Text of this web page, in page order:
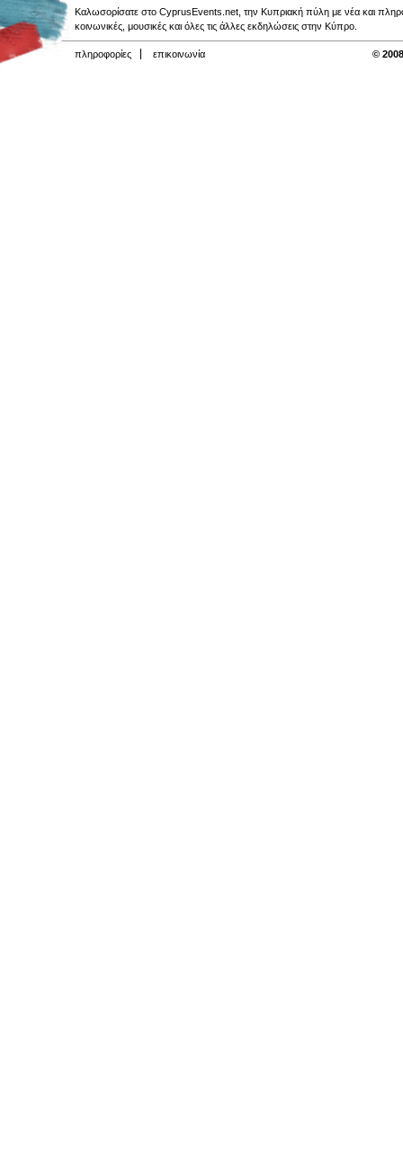
Καλωσορίσατε στο CyprusEvents.net, την Κυπριακή πύλη με νέα και
κοινωνικές, μουσικές και όλες τις άλλες εκδηλώσεις στην Κύπρο.
πληροφορίες επικοινωνία ©